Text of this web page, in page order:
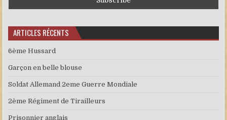
ARTICLES RÉCENTS
6ème Hussard
Garçon en belle blouse
Soldat Allemand 2eme Guerre Mondiale
2ème Régiment de Tirailleurs
Prisonnier anglais